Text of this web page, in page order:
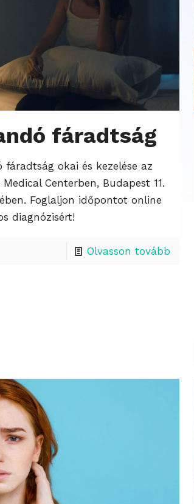
fáradtság
fáradtság okai és kezelése az
Centerben, Budapest 11.
Foglaljon időpontot online
diagnózisért!
Olvasson tovább